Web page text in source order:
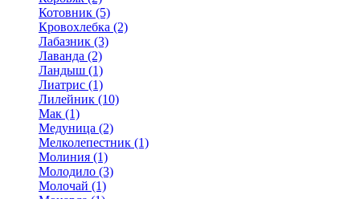
Котовник (5)
Кровохлебка (2)
Лабазник (3)
Лаванда (2)
Ландыш (1)
Лиатрис (1)
Лилейник (10)
Мак (1)
Медуница (2)
Мелколепестник (1)
Молиния (1)
Молодило (3)
Молочай (1)